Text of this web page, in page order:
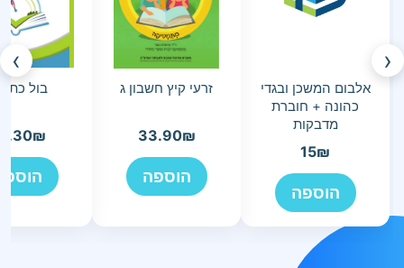
‹
אלבום המשכן ובגדי
כהונה + חוברת
מדבקות
15₪
הוספה
זרעי קיץ חשבון ג
33.90₪
הוספה
בול
₪
›